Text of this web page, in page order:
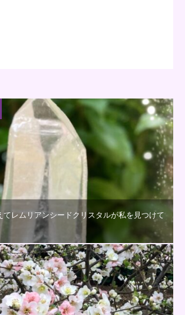
てレムリアンシードクリスタルが私を見つけて